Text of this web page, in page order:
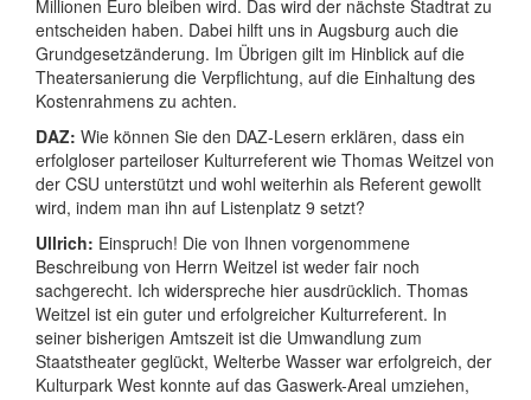
Millionen Euro bleiben wird. Das wird der nächste Stadtrat zu
entscheiden haben. Dabei hilft uns in Augsburg auch die
Grundgesetzänderung. Im Übrigen gilt im Hinblick auf die
Theatersanierung die Verpflichtung, auf die Einhaltung des
Kostenrahmens zu achten.
DAZ: Wie können Sie den DAZ-Lesern erklären, dass ein
erfolgloser parteiloser Kulturreferent wie Thomas Weitzel von
der CSU unterstützt und wohl weiterhin als Referent gewollt
wird, indem man ihn auf Listenplatz 9 setzt?
Ullrich: Einspruch! Die von Ihnen vorgenommene
Beschreibung von Herrn Weitzel ist weder fair noch
sachgerecht. Ich widerspreche hier ausdrücklich. Thomas
Weitzel ist ein guter und erfolgreicher Kulturreferent. In
seiner bisherigen Amtszeit ist die Umwandlung zum
Staatstheater geglückt, Welterbe Wasser war erfolgreich, der
Kulturpark West konnte auf das Gaswerk-Areal umziehen,